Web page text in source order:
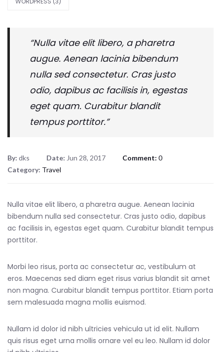
“Nulla vitae elit libero, a pharetra
augue. Aenean lacinia bibendum
nulla sed consectetur. Cras justo
odio, dapibus ac facilisis in, egestas
eget quam. Curabitur blandit
tempus porttitor.”
By: dks Date: Jun 28, 2017 Comment: 0
Category: Travel
Nulla vitae elit libero, a pharetra augue. Aenean lacinia
bibendum nulla sed consectetur. Cras justo odio, dapibus
ac facilisis in, egestas eget quam. Curabitur blandit tempus
porttitor.
Morbi leo risus, porta ac consectetur ac, vestibulum at
eros. Maecenas sed diam eget risus varius blandit sit amet
non magna. Curabitur blandit tempus porttitor. Etiam porta
sem malesuada magna mollis euismod.
Nullam id dolor id nibh ultricies vehicula ut id elit. Nullam
quis risus eget urna mollis ornare vel eu leo. Nullam id dolor